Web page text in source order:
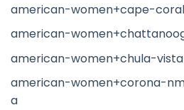
american-women+cape-
american-
american-women+chula-
american-women+corona-
a